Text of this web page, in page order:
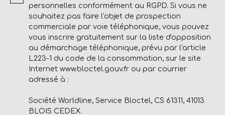
personnelles conformément au RGPD. Si vous ne
souhaitez pas faire l'objet de prospection
commerciale par voie téléphonique, vous pouvez
vous inscrire gratuitement sur la liste d'opposition
au démarchage téléphonique, prévu par l'article
L223-1 du code de la consommation, sur le site
Internet www.bloctel.gouv.fr ou par courrier
adressé à :
Société Worldline, Service Bloctel, CS 61311, 41013
BLOIS CEDEX.